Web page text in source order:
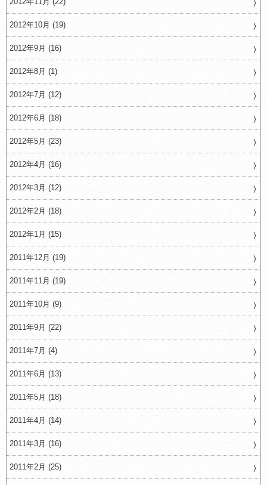
2012年10月 (19)
2012年9月 (16)
2012年8月 (1)
2012年7月 (12)
2012年6月 (18)
2012年5月 (23)
2012年4月 (16)
2012年3月 (12)
2012年2月 (18)
2012年1月 (15)
2011年12月 (19)
2011年11月 (19)
2011年10月 (9)
2011年9月 (22)
2011年7月 (4)
2011年6月 (13)
2011年5月 (18)
2011年4月 (14)
2011年3月 (16)
2011年2月 (25)